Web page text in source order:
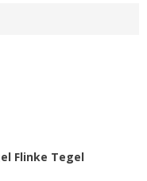
Flinke Tegel